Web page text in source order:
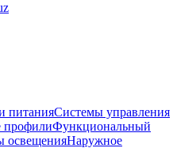
питанияСистемы управления
Функциональный
освещенияНаружное